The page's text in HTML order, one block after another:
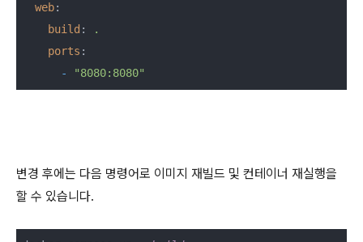
web:
build :
.
ports :
-
"8080:8080"
변경 후에는 다음 명령어로 이미지 재빌드 및 컨테이너 재실행을
할 수 있습니다.